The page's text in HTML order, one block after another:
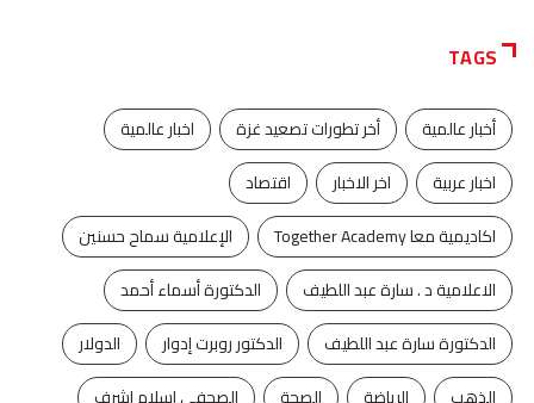
TAGS
أخبار عالمية أخر تطورات تصعيد غزة
اخبار عالمية
اخبار عربية
اخر الاخبار
اقتصاد
اكاديمية معا Together Academy
الإعلامية سماح حسنين
الاعلامية د . سارة عبد اللطيف
الدكتورة أسماء أحمد
الدكتورة سارة عبد اللطيف
الدكتور روبرت إدوار
الدولار